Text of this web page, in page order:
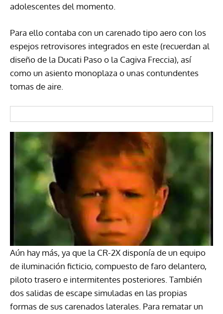
adolescentes del momento.
Para ello contaba con un carenado tipo aero con los
espejos retrovisores integrados en este (recuerdan al
diseño de la Ducati Paso o la Cagiva Freccia), así
como un asiento monoplaza o unas contundentes
tomas de aire.
Aún hay más, ya que la CR-2X disponía de un equipo
de iluminación ficticio, compuesto de faro delantero,
piloto trasero e intermitentes posteriores. También
dos salidas de escape simuladas en las propias
formas de sus carenados laterales. Para rematar un